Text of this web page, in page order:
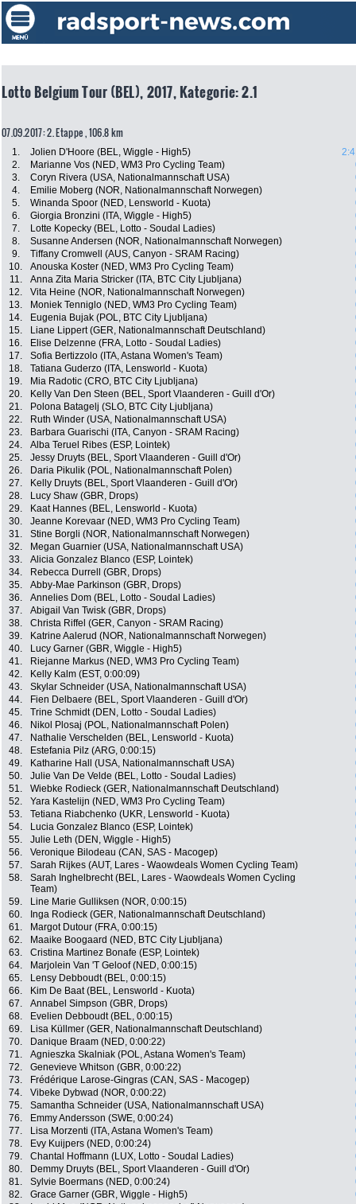
Lotto Belgium Tour (BEL), 2017, Kategorie: 2.1
07.09.2017: 2. Etappe , 106.8 km
1. Jolien D'Hoore (BEL, Wiggle - High5)
2.
Marianne Vos (NED, WM3 Pro Cycling Team)
3.
Coryn Rivera (USA, Nationalmannschaft USA)
4.
Emilie Moberg (NOR, Nationalmannschaft Norwegen)
5.
Winanda Spoor (NED, Lensworld - Kuota)
6.
Giorgia Bronzini (ITA, Wiggle - High5)
7.
Lotte Kopecky (BEL, Lotto - Soudal Ladies)
8.
Susanne Andersen (NOR, Nationalmannschaft Norwegen)
9.
Tiffany Cromwell (AUS, Canyon - SRAM Racing)
10.
Anouska Koster (NED, WM3 Pro Cycling Team)
11.
Anna Zita Maria Stricker (ITA, BTC City Ljubljana)
12.
Vita Heine (NOR, Nationalmannschaft Norwegen)
13.
Moniek Tenniglo (NED, WM3 Pro Cycling Team)
14.
Eugenia Bujak (POL, BTC City Ljubljana)
15.
Liane Lippert (GER, Nationalmannschaft Deutschland)
16.
Elise Delzenne (FRA, Lotto - Soudal Ladies)
17.
Sofia Bertizzolo (ITA, Astana Women's Team)
18.
Tatiana Guderzo (ITA, Lensworld - Kuota)
19.
Mia Radotic (CRO, BTC City Ljubljana)
20.
Kelly Van Den Steen (BEL, Sport Vlaanderen - Guill d'Or)
21.
Polona Batagelj (SLO, BTC City Ljubljana)
22.
Ruth Winder (USA, Nationalmannschaft USA)
23.
Barbara Guarischi (ITA, Canyon - SRAM Racing)
24.
Alba Teruel Ribes (ESP, Lointek)
25.
Jessy Druyts (BEL, Sport Vlaanderen - Guill d'Or)
26.
Daria Pikulik (POL, Nationalmannschaft Polen)
27.
Kelly Druyts (BEL, Sport Vlaanderen - Guill d'Or)
28.
Lucy Shaw (GBR, Drops)
29.
Kaat Hannes (BEL, Lensworld - Kuota)
30.
Jeanne Korevaar (NED, WM3 Pro Cycling Team)
31.
Stine Borgli (NOR, Nationalmannschaft Norwegen)
32.
Megan Guarnier (USA, Nationalmannschaft USA)
33.
Alicia Gonzalez Blanco (ESP, Lointek)
34.
Rebecca Durrell (GBR, Drops)
35.
Abby-Mae Parkinson (GBR, Drops)
36.
Annelies Dom (BEL, Lotto - Soudal Ladies)
37.
Abigail Van Twisk (GBR, Drops)
38.
Christa Riffel (GER, Canyon - SRAM Racing)
39.
Katrine Aalerud (NOR, Nationalmannschaft Norwegen)
40.
Lucy Garner (GBR, Wiggle - High5)
41.
Riejanne Markus (NED, WM3 Pro Cycling Team)
42.
Kelly Kalm (EST, 0:00:09)
43.
Skylar Schneider (USA, Nationalmannschaft USA)
44.
Fien Delbaere (BEL, Sport Vlaanderen - Guill d'Or)
45.
Trine Schmidt (DEN, Lotto - Soudal Ladies)
46.
Nikol Plosaj (POL, Nationalmannschaft Polen)
47.
Nathalie Verschelden (BEL, Lensworld - Kuota)
48.
Estefania Pilz (ARG, 0:00:15)
49.
Katharine Hall (USA, Nationalmannschaft USA)
50.
Julie Van De Velde (BEL, Lotto - Soudal Ladies)
51.
Wiebke Rodieck (GER, Nationalmannschaft Deutschland)
52.
Yara Kastelijn (NED, WM3 Pro Cycling Team)
53.
Tetiana Riabchenko (UKR, Lensworld - Kuota)
54.
Lucia Gonzalez Blanco (ESP, Lointek)
55.
Julie Leth (DEN, Wiggle - High5)
56.
Veronique Bilodeau (CAN, SAS - Macogep)
57.
Sarah Rijkes (AUT, Lares - Waowdeals Women Cycling Team)
58.
Sarah Inghelbrecht (BEL, Lares - Waowdeals Women Cycling
Team)
59. Line Marie Gulliksen (NOR, 0:00:15)
60.
Inga Rodieck (GER, Nationalmannschaft Deutschland)
61.
Margot Dutour (FRA, 0:00:15)
62.
Maaike Boogaard (NED, BTC City Ljubljana)
63.
Cristina Martinez Bonafe (ESP, Lointek)
64.
Marjolein Van 'T Geloof (NED, 0:00:15)
65.
Lensy Debboudt (BEL, 0:00:15)
66.
Kim De Baat (BEL, Lensworld - Kuota)
67.
Annabel Simpson (GBR, Drops)
68.
Evelien Debboudt (BEL, 0:00:15)
69.
Lisa Küllmer (GER, Nationalmannschaft Deutschland)
70.
Danique Braam (NED, 0:00:22)
71.
Agnieszka Skalniak (POL, Astana Women's Team)
72.
Genevieve Whitson (GBR, 0:00:22)
73.
Frédérique Larose-Gingras (CAN, SAS - Macogep)
74.
Vibeke Dybwad (NOR, 0:00:22)
75.
Samantha Schneider (USA, Nationalmannschaft USA)
76.
Emmy Andersson (SWE, 0:00:24)
77.
Lisa Morzenti (ITA, Astana Women's Team)
78.
Evy Kuijpers (NED, 0:00:24)
79.
Chantal Hoffmann (LUX, Lotto - Soudal Ladies)
80.
Demmy Druyts (BEL, Sport Vlaanderen - Guill d'Or)
81.
Sylvie Boermans (NED, 0:00:24)
82.
Grace Garner (GBR, Wiggle - High5)